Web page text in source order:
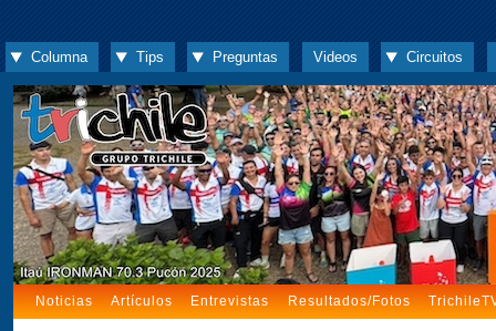
Columna Tips Preguntas Videos Circuitos
Noticias Artículos Entrevistas Resultados/Fotos